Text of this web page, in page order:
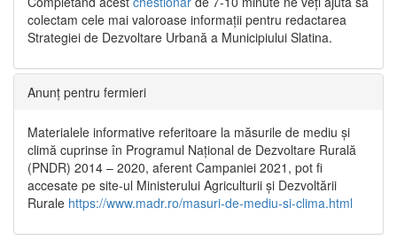
colectam cele mai valoroase informații pentru redactarea
Strategiei de Dezvoltare Urbană a Municipiului Slatina.
Anunț pentru fermieri
Materialele informative referitoare la măsurile de mediu și
climă cuprinse în Programul Național de Dezvoltare Rurală
(PNDR) 2014 – 2020, aferent Campaniei 2021, pot fi
accesate pe site-ul Ministerului Agriculturii și Dezvoltării
Rurale https://www.madr.ro/masuri-de-mediu-si-clima.html